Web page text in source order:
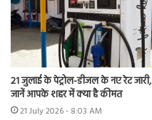
21 जुलाई के पेट्रोल-डीजल के नए रेट जारी,
जानें आपके शहर में क्या है कीमत
21 July 2026 - 8:03 AM